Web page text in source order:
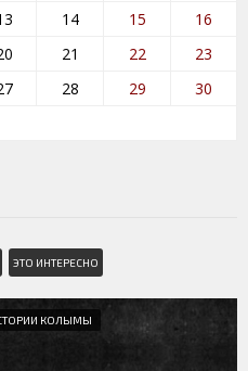
14 15
16
21 22
23
28 29
30
ЭТО ИНТЕРЕСНО
КОЛЫМЫ